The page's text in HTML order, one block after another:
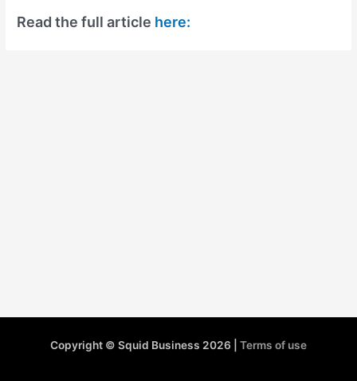
Read the full article here:
Copyright © Squid Business 2026 | Terms of use